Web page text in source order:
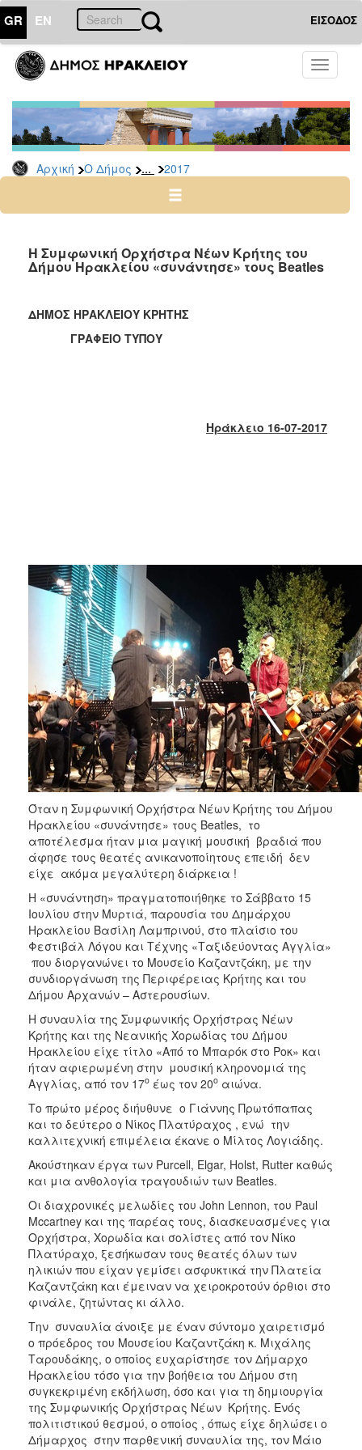
GR EN ΕΙΣΟΔΟΣ
Toggle
Αρχική Ο Δήμος ... 2017
ΔΗΜΟΣ
Δελτία
Τύπου
Αρχείο
2026
2024
2022
2020
2019
ΠΟΛΙΤΙΣΜΟΣ
ΑΝΘΕΚΤΙΚΗ
ΠΟΛΗ
Η Συμφωνική Ορχήστρα Νέων Κρήτης του
Δήμου Ηρακλείου «συνάντησε» τους Βeatles
ΔΗΜΟΣ ΗΡΑΚΛΕΙΟΥ ΚΡΗΤΗΣ
ΓΡΑΦΕΙΟ ΤΥΠΟΥ
Ηράκλειο 16-07-2017
Όταν η Συμφωνική Ορχήστρα Νέων Κρήτης του Δήμου
Ηρακλείου «συνάντησε» τους Beatles, το
αποτέλεσμα ήταν μια μαγική μουσική βραδιά που
άφησε τους θεατές ανικανοποίητους επειδή δεν
είχε ακόμα μεγαλύτερη διάρκεια !
Η «συνάντηση» πραγματοποιήθηκε το Σάββατο 15
Ιουλίου στην Μυρτιά, παρουσία του Δημάρχου
Ηρακλείου Βασίλη Λαμπρινού, στο πλαίσιο του
Φεστιβάλ Λόγου και Τέχνης «Ταξιδεύοντας Αγγλία»
που διοργανώνει το Μουσείο Καζαντζάκη, με την
συνδιοργάνωση της Περιφέρειας Κρήτης και του
Δήμου Αρχανών – Αστερουσίων.
Η συναυλία της Συμφωνικής Ορχήστρας Νέων
Κρήτης και της Νεανικής Χορωδίας του Δήμου
Ηρακλείου είχε τίτλο «Από το Μπαρόκ στο Ροκ» και
ήταν αφιερωμένη στην μουσική κληρονομιά της
Αγγλίας, από τον 17ο έως τον 20ο αιώνα.
Το πρώτο μέρος διήυθυνε ο Γιάννης Πρωτόπαπας
και το δεύτερο ο Νίκος Πλατύραχος , ενώ την
καλλιτεχνική επιμέλεια έκανε ο Μίλτος Λογιάδης.
Ακούστηκαν έργα των Purcell, Elgar, Holst, Rutter καθώς
και μια ανθολογία τραγουδιών των Βeatles.
Οι διαχρονικές μελωδίες του John Lennon, του Paul
Mccartney και της παρέας τους, διασκευασμένες για
Ορχήστρα, Χορωδία και σολίστες από τον Νίκο
Πλατύραχο, ξεσήκωσαν τους θεατές όλων των
ηλικιών που είχαν γεμίσει ασφυκτικά την Πλατεία
Καζαντζάκη και έμειναν να χειροκροτούν όρθιοι στο
φινάλε, ζητώντας κι άλλο.
Την συναυλία άνοιξε με έναν σύντομο χαιρετισμό
ο πρόεδρος του Μουσείου Καζαντζάκη κ. Μιχάλης
Ταρουδάκης, ο οποίος ευχαρίστησε τον Δήμαρχο
Ηρακλείου τόσο για την βοήθεια του Δήμου στη
συγκεκριμένη εκδήλωση, όσο και για τη δημιουργία
της Συμφωνικής Ορχήστρας Νέων Κρήτης. Ενός
πολιτιστικού θεσμού, ο οποίος , όπως είχε δηλώσει ο
Δήμαρχος στην παρθενική συναυλία της, τον Μάιο